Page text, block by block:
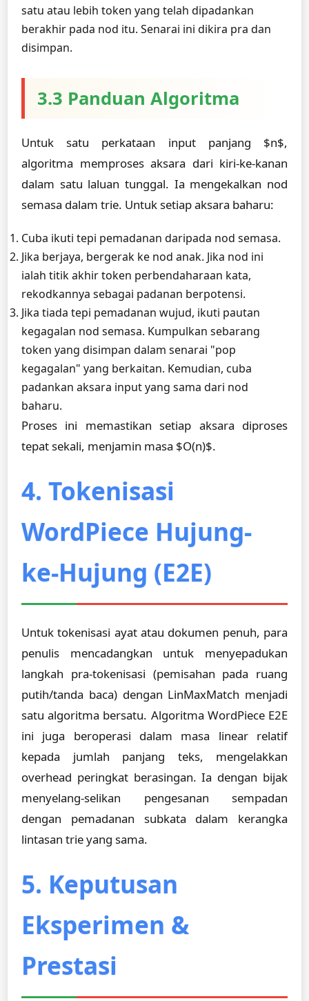
satu atau lebih token yang telah dipadankan
berakhir pada nod itu. Senarai ini dikira pra dan
disimpan.
3.3 Panduan Algoritma
Untuk satu perkataan input panjang $n$,
algoritma memproses aksara dari kiri-ke-kanan
dalam satu laluan tunggal. Ia mengekalkan nod
semasa dalam trie. Untuk setiap aksara baharu:
Cuba ikuti tepi pemadanan daripada nod semasa.
Jika berjaya, bergerak ke nod anak. Jika nod ini
ialah titik akhir token perbendaharaan kata,
rekodkannya sebagai padanan berpotensi.
Jika tiada tepi pemadanan wujud, ikuti pautan
kegagalan nod semasa. Kumpulkan sebarang
token yang disimpan dalam senarai "pop
kegagalan" yang berkaitan. Kemudian, cuba
padankan aksara input yang sama dari nod
baharu.
Proses ini memastikan setiap aksara diproses
tepat sekali, menjamin masa $O(n)$.
4. Tokenisasi
WordPiece Hujung-
ke-Hujung (E2E)
Untuk tokenisasi ayat atau dokumen penuh, para
penulis mencadangkan untuk menyepadukan
langkah pra-tokenisasi (pemisahan pada ruang
putih/tanda baca) dengan LinMaxMatch menjadi
satu algoritma bersatu. Algoritma WordPiece E2E
ini juga beroperasi dalam masa linear relatif
kepada jumlah panjang teks, mengelakkan
overhead peringkat berasingan. Ia dengan bijak
menyelang-selikan pengesanan sempadan
dengan pemadanan subkata dalam kerangka
lintasan trie yang sama.
5. Keputusan
Eksperimen &
Prestasi